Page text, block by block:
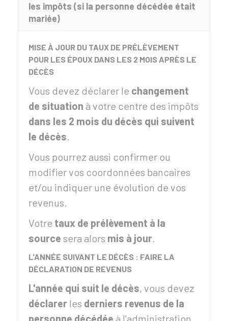
les impôts (si la personne décédée était
mariée)
MISE À JOUR DU TAUX DE PRÉLÈVEMENT
POUR LES ÉPOUX DANS LES 2 MOIS APRÈS LE
DÉCÈS
Vous devez déclarer le changement
de situation à votre centre des impôts
dans les 2 mois du décès qui suivent
le décès.
Vous pourrez aussi confirmer ou
modifier vos coordonnées bancaires
et/ou indiquer une évolution de vos
revenus.
Votre taux de prélèvement à la
source sera alors mis à jour.
L'ANNÉE SUIVANT LE DÉCÈS : FAIRE LA
DÉCLARATION DE REVENUS
L'année qui suit le décès, vous devez
déclarer les derniers revenus de la
personne décédée à l'administration